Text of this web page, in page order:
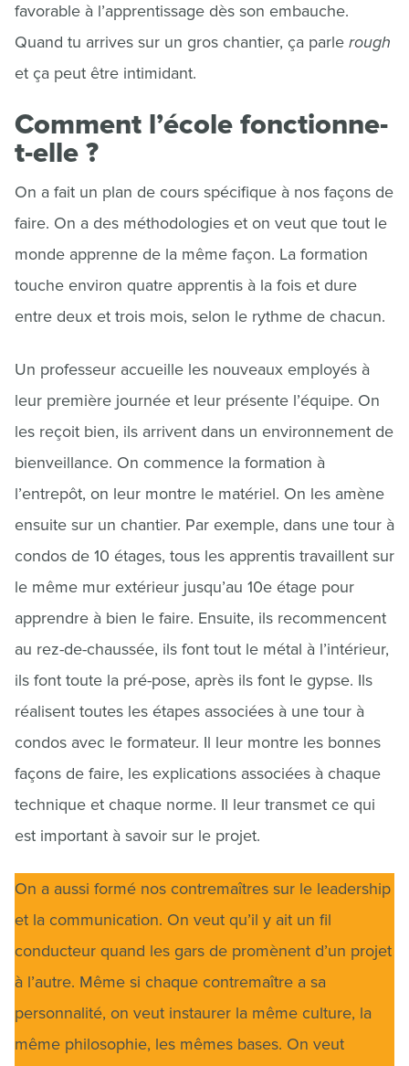
favorable à l’apprentissage dès son embauche.
Quand tu arrives sur un gros chantier, ça parle rough
et ça peut être intimidant.
Comment l’école fonctionne-
t-elle ?
On a fait un plan de cours spécifique à nos façons de
faire. On a des méthodologies et on veut que tout le
monde apprenne de la même façon. La formation
touche environ quatre apprentis à la fois et dure
entre deux et trois mois, selon le rythme de chacun.
Un professeur accueille les nouveaux employés à
leur première journée et leur présente l’équipe. On
les reçoit bien, ils arrivent dans un environnement de
bienveillance. On commence la formation à
l’entrepôt, on leur montre le matériel. On les amène
ensuite sur un chantier. Par exemple, dans une tour à
condos de 10 étages, tous les apprentis travaillent sur
le même mur extérieur jusqu’au 10e étage pour
apprendre à bien le faire. Ensuite, ils recommencent
au rez-de-chaussée, ils font tout le métal à l’intérieur,
ils font toute la pré-pose, après ils font le gypse. Ils
réalisent toutes les étapes associées à une tour à
condos avec le formateur. Il leur montre les bonnes
façons de faire, les explications associées à chaque
technique et chaque norme. Il leur transmet ce qui
est important à savoir sur le projet.
On a aussi formé nos contremaîtres sur le leadership
et la communication. On veut qu’il y ait un fil
conducteur quand les gars de promènent d’un projet
à l’autre. Même si chaque contremaître a sa
personnalité, on veut instaurer la même culture, la
même philosophie, les mêmes bases. On veut